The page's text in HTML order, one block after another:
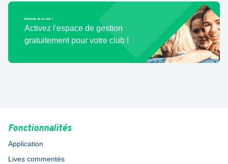
Bénévole de ce club ?
Activez l'espace de gestion
gratuitement pour votre club !
Fonctionnalités
Application
Lives commentés